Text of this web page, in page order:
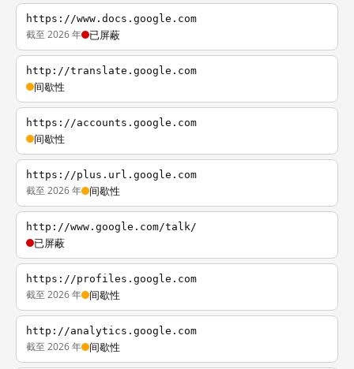
https://www.docs.google.com
截至 2026 年 已屏蔽
http://translate.google.com
间歇性
https://accounts.google.com
间歇性
https://plus.url.google.com
截至 2026 年 间歇性
http://www.google.com/talk/
已屏蔽
https://profiles.google.com
截至 2026 年 间歇性
http://analytics.google.com
截至 2026 年 间歇性